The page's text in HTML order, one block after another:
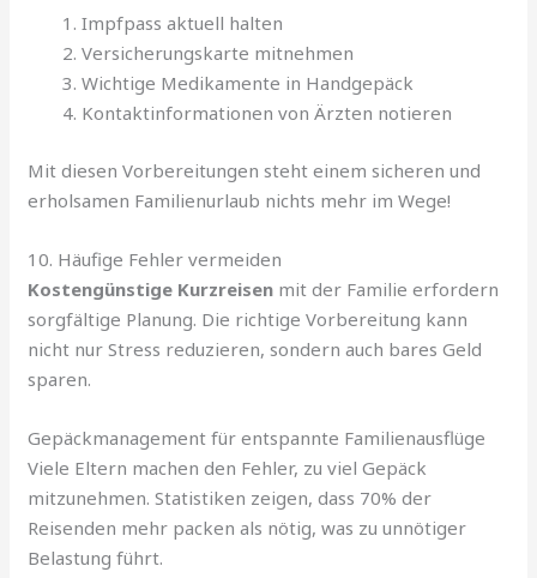
Impfpass aktuell halten
Versicherungskarte mitnehmen
Wichtige Medikamente in Handgepäck
Kontaktinformationen von Ärzten notieren
Mit diesen Vorbereitungen steht einem sicheren und
erholsamen Familienurlaub nichts mehr im Wege!
10. Häufige Fehler vermeiden
Kostengünstige Kurzreisen mit der Familie erfordern
sorgfältige Planung. Die richtige Vorbereitung kann
nicht nur Stress reduzieren, sondern auch bares Geld
sparen.
Gepäckmanagement für entspannte Familienausflüge
Viele Eltern machen den Fehler, zu viel Gepäck
mitzunehmen. Statistiken zeigen, dass 70% der
Reisenden mehr packen als nötig, was zu unnötiger
Belastung führt.